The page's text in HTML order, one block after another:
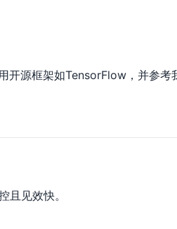
开源框架如TensorFlow，并参考
见效快。